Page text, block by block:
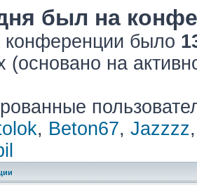
был на
конференции было
(основано на
, Beton67, Jazzzz